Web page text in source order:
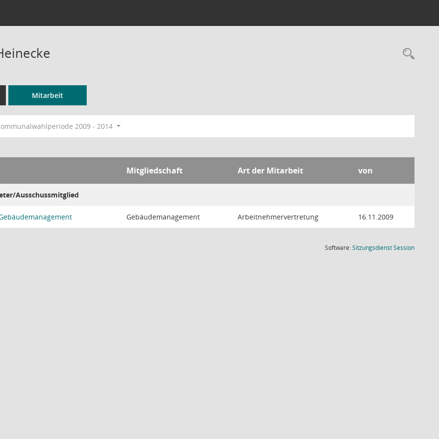
Mitarbeit
2009 - 2014
Mitgliedschaft Art der Mitarbeit von
Ausschussmitglied
Gebäudemanagement Arbeitnehmervertretung 16.11.2009
Software:SitzungsdienstSession(Wird in